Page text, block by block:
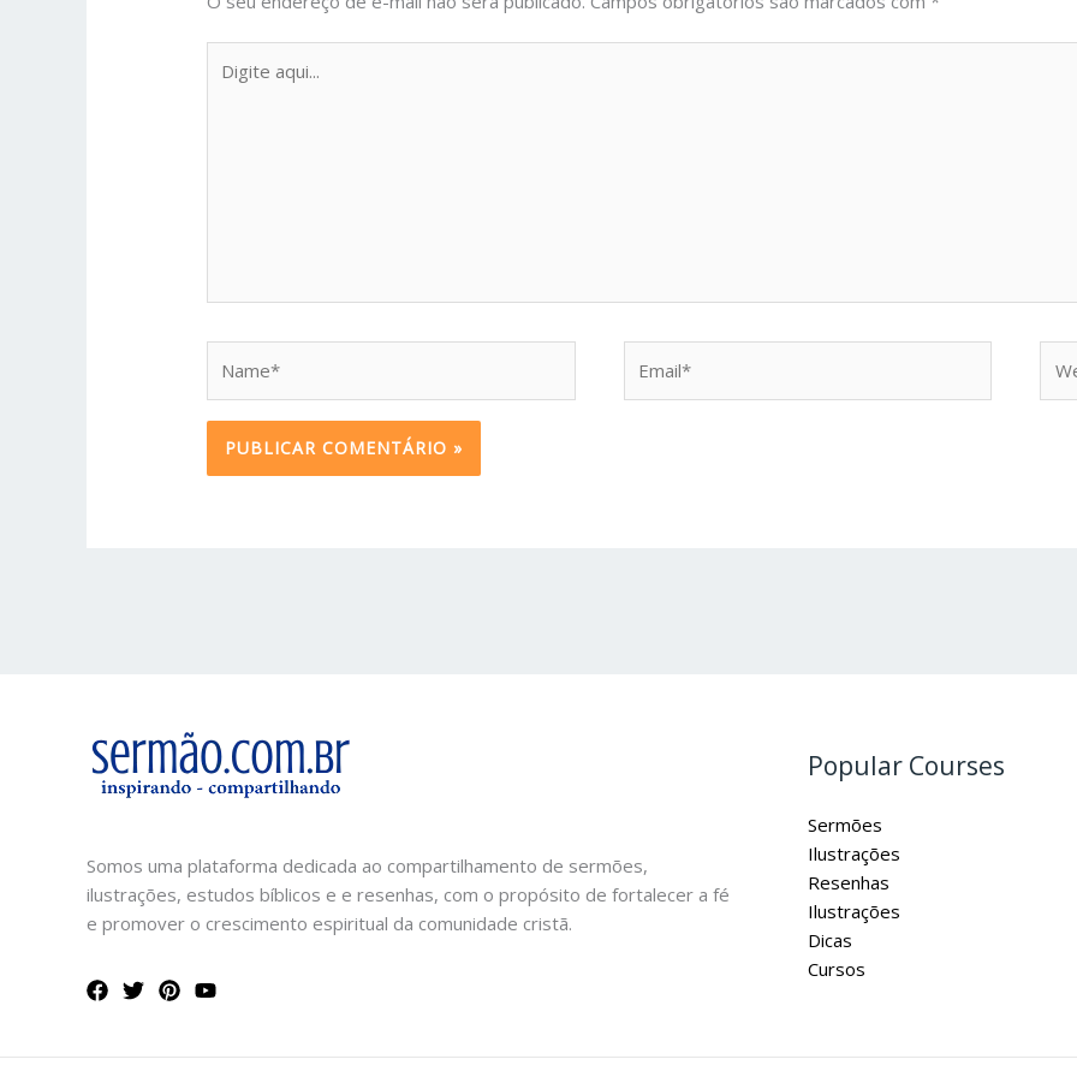
aqui...
Somos uma plataforma dedicada ao compartilhamento de sermões,
ilustrações, estudos bíblicos e e resenhas, com o propósito de fortalecer a fé
e promover o crescimento espiritual da comunidade cristã.
Popular Courses
Sermões
Ilustrações
Resenhas
Ilustrações
Dicas
Cursos